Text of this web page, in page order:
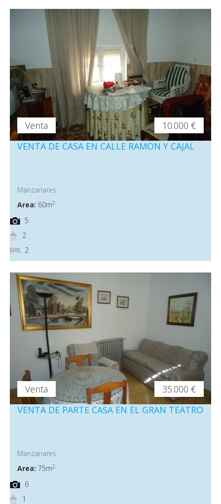
Venta
10.000 €
VENTA DE CASA EN CALLE RAMON Y CAJAL
Manzanares
Area: 60m2
5
2
2
Venta
35.000 €
VENTA DE PARTE CASA EN EL GRAN TEATRO
Manzanares
Area: 75m2
6
1